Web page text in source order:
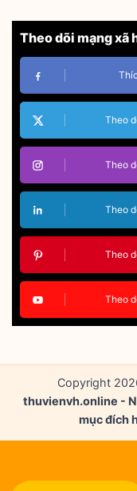
Theo dõi mạng xã
Theo
Theo
Theo
Theo
Theo
Copyright
thuvienvh.online -
mục đích